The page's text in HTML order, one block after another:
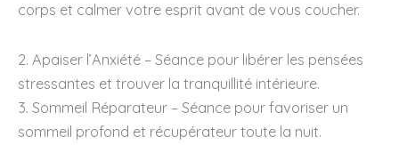
corps et calmer votre esprit avant de vous coucher.
2. Apaiser l’Anxiété – Séance pour libérer les pensées
stressantes et trouver la tranquillité intérieure.
3. Sommeil Réparateur – Séance pour favoriser un
sommeil profond et récupérateur toute la nuit.